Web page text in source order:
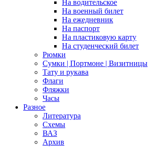
На водительское
На военный билет
На ежедневник
На паспорт
На пластиковую карту
На студенческий билет
Рюмки
Сумки | Портмоне | Визитницы
Тату и рукава
Флаги
Фляжки
Часы
Разное
Литература
Схемы
ВАЗ
Архив